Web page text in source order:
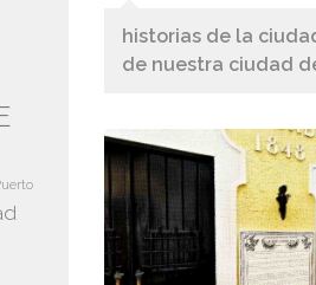
historias de la
de nuestra ciudad